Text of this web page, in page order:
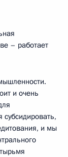
– работает
и очень
и мы